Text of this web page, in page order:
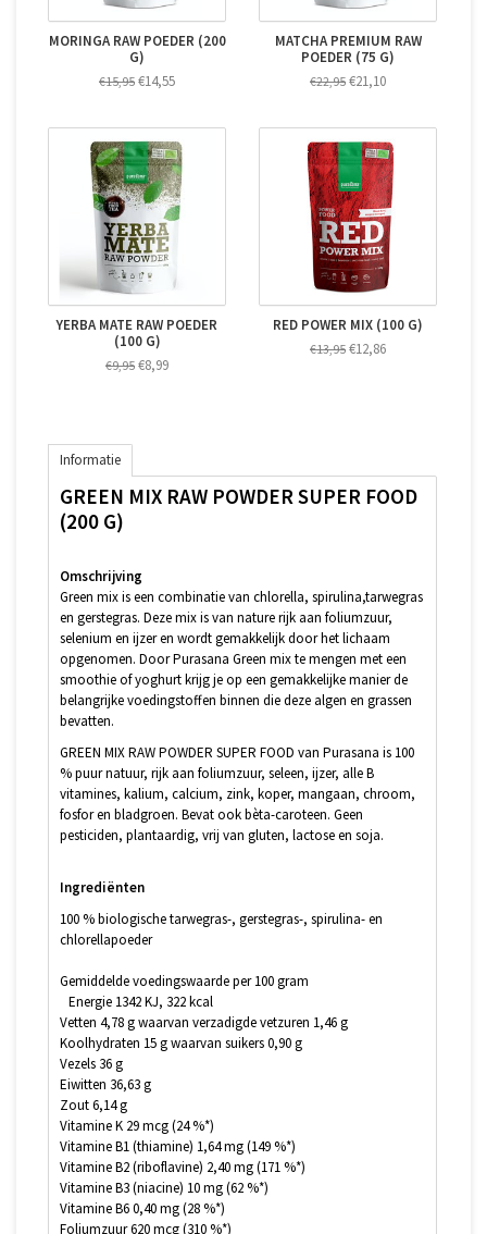
MORINGA RAW POEDER (200
G)
€15,95 €14,55
MATCHA PREMIUM RAW
POEDER (75 G)
€22,95 €21,10
YERBA MATE RAW POEDER
(100 G)
€9,95 €8,99
RED POWER MIX (100 G)
€13,95 €12,86
Informatie
GREEN MIX RAW POWDER SUPER FOOD
(200 G)
Omschrijving
Green mix is een combinatie van chlorella, spirulina,tarwegras
en gerstegras. Deze mix is van nature rijk aan foliumzuur,
selenium en ijzer en wordt gemakkelijk door het lichaam
opgenomen. Door Purasana Green mix te mengen met een
smoothie of yoghurt krijg je op een gemakkelijke manier de
belangrijke voedingstoffen binnen die deze algen en grassen
bevatten.
GREEN MIX RAW POWDER SUPER FOOD van Purasana is 100
% puur natuur, rijk aan foliumzuur, seleen, ijzer, alle B
vitamines, kalium, calcium, zink, koper, mangaan, chroom,
fosfor en bladgroen. Bevat ook bèta-caroteen. Geen
pesticiden, plantaardig, vrij van gluten, lactose en soja.
Ingrediënten
100 % biologische tarwegras-, gerstegras-, spirulina- en
chlorellapoeder
Gemiddelde voedingswaarde per 100 gram
Energie 1342 KJ, 322 kcal
Vetten 4,78 g waarvan verzadigde vetzuren 1,46 g
Koolhydraten 15 g waarvan suikers 0,90 g
Vezels 36 g
Eiwitten 36,63 g
Zout 6,14 g
Vitamine K 29 mcg (24 %*)
Vitamine B1 (thiamine) 1,64 mg (149 %*)
Vitamine B2 (riboflavine) 2,40 mg (171 %*)
Vitamine B3 (niacine) 10 mg (62 %*)
Vitamine B6 0,40 mg (28 %*)
Foliumzuur 620 mcg (310 %*)